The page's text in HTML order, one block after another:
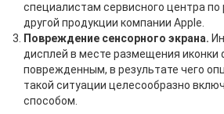
специалистам сервисного центра по
другой продукции компании Apple.
Повреждение сенсорного экрана.
дисплей в месте размещения иконки
поврежденным, в результате чего
такой ситуации целесообразно
способом.